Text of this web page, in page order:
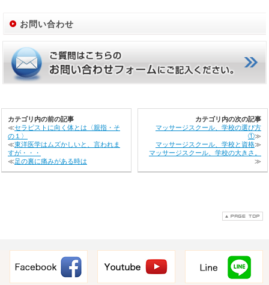
お問い合わせ
カテゴリ内の前の記事
≪セラピストに向く体とは〈親指・そ
の１〉
≪東洋医学はムズかしいと、言われま
すが・・・
≪足の裏に痛みがある時は
カテゴリ内の次の記事
マッサージスクール、学校の選び方
①≫
マッサージスクール、学校と資格≫
マッサージスクール、学校の大きさ。
≫